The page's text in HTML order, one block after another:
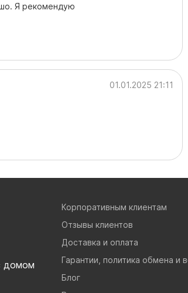
Я рекомендую
01.01.2025 21:11
домом
Корпоративным клиентам
Отзывы клиентов
Доставка и оплата
Гарантии, политика обмена и
Блог